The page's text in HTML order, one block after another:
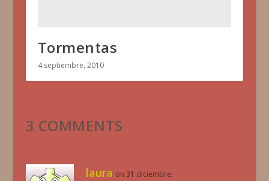
Tormentas
4 septiembre, 2010
3 COMMENTS
laura on 31 diciembre,